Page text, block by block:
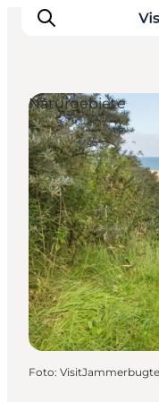
Inspiration
Regionen
Erlebnisse
Unterkünfte
Reiseplanung
Naturgebiete
Foto: